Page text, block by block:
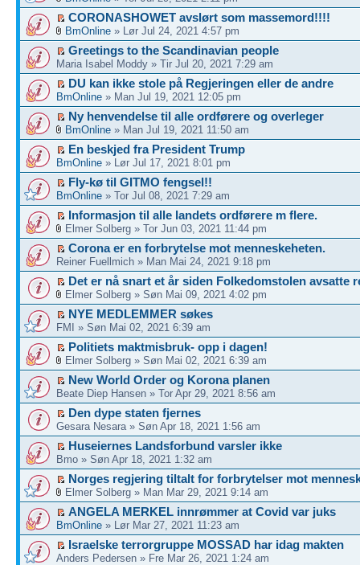
CORONASHOWET avslørt som massemord!!!!
BmOnline » Lør Jul 24, 2021 4:57 pm
Greetings to the Scandinavian people
Maria Isabel Moddy » Tir Jul 20, 2021 7:29 am
DU kan ikke stole på Regjeringen eller de andre
BmOnline » Man Jul 19, 2021 12:05 pm
Ny henvendelse til alle ordførere og overleger
BmOnline » Man Jul 19, 2021 11:50 am
En beskjed fra President Trump
BmOnline » Lør Jul 17, 2021 8:01 pm
Fly-kø til GITMO fengsel!!
BmOnline » Tor Jul 08, 2021 7:29 am
Informasjon til alle landets ordførere m flere.
Elmer Solberg » Tor Jun 03, 2021 11:44 pm
Corona er en forbrytelse mot menneskeheten.
Reiner Fuellmich » Man Mai 24, 2021 9:18 pm
Det er nå snart et år siden Folkedomstolen avsatte
Elmer Solberg » Søn Mai 09, 2021 4:02 pm
NYE MEDLEMMER søkes
FMI » Søn Mai 02, 2021 6:39 am
Politiets maktmisbruk- opp i dagen!
Elmer Solberg » Søn Mai 02, 2021 6:39 am
New World Order og Korona planen
Beate Diep Hansen » Tor Apr 29, 2021 8:56 am
Den dype staten fjernes
Gesara Nesara » Søn Apr 18, 2021 1:56 am
Huseiernes Landsforbund varsler ikke
Bmo » Søn Apr 18, 2021 1:32 am
Norges regjering tiltalt for forbrytelser mot
Elmer Solberg » Man Mar 29, 2021 9:14 am
ANGELA MERKEL innrømmer at Covid var juks
BmOnline » Lør Mar 27, 2021 11:23 am
Israelske terrorgruppe MOSSAD har idag makten
Anders Pedersen » Fre Mar 26, 2021 1:24 am